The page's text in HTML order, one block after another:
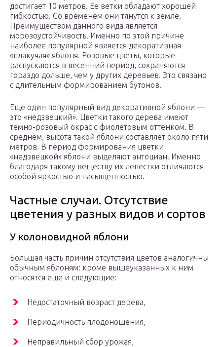
достигает 10 метров. Ее ветки обладают хорошей
гибкостью. Со временем они тянутся к земле.
Преимуществом данного вида является
морозоустойчивость. Именно по этой причине
наиболее популярной является декоративная
«плакучая» яблоня. Розовые цветы, которые
распускаются в весенний период, сохраняются
гораздо дольше, чем у других деревьев. Это связано
с длительным формированием бутонов.
Еще один популярный вид декоративной яблони —
это «недзвецкий». Цветки такого дерева имеют
темно-розовый окрас с фиолетовым оттенком. В
среднем, высота такой яблони составляет около пяти
метров. В период формирования цветки
«недзвецкой» яблони выделяют антоциан. Именно
благодаря такому веществу их лепестки отличаются
особой яркостью и насыщенностью.
Частные случаи. Отсутствие
цветения у разных видов и сортов
У колоновидной яблони
Большая часть причин отсутствия цветов аналогичны
обычным яблоням: кроме вышеуказанных к ним
относятся еще и следующие:
Недостаточный возраст дерева,
Периодичность плодоношения,
Неправильный сбор урожая,